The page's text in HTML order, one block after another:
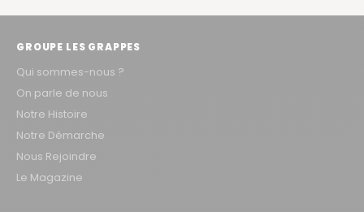
GROUPE LES GRAPPES
Qui sommes-nous ?
On parle de nous
Notre Histoire
Notre Démarche
Nous Rejoindre
Le Magazine